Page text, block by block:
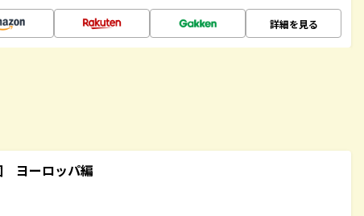
詳細を見る
ヨーロッパ編